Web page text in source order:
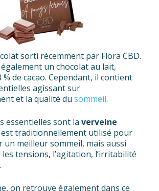
sorti récemment par Flora CBD.
un chocolat au lait,
de cacao. Cependant, il contient
agissant sur
et la qualité du sommeil.
essentielles sont la verveine
traditionnellement utilisé pour
un meilleur sommeil, mais aussi
tensions, l’agitation, l’irritabilité
on retrouve également dans ce